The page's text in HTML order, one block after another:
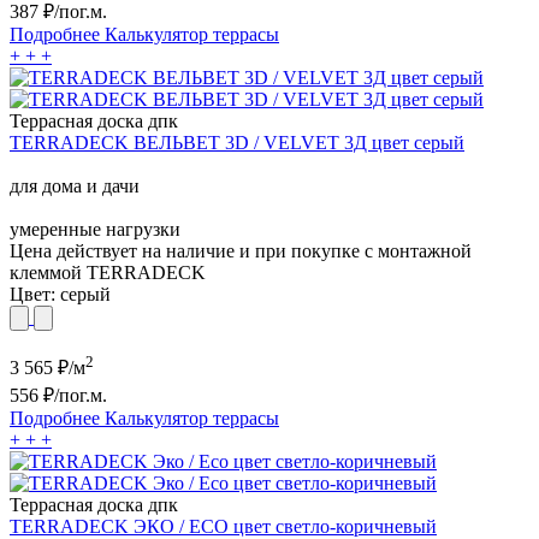
387 ₽/пог.м.
Подробнее Калькулятор террасы
+ + +
Террасная доска дпк
TERRADECK ВЕЛЬВЕТ 3D / VELVET 3Д цвет серый
для дома и дачи
умеренные нагрузки
Цена действует на наличие и при покупке с монтажной
клеммой TERRADECK
Цвет: серый
3 565 ₽/м2
556 ₽/пог.м.
Подробнее Калькулятор террасы
+ + +
Террасная доска дпк
TERRADECK ЭКО / ECO цвет светло-коричневый